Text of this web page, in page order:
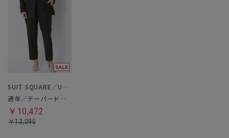
SUIT SQUARE／UNIVERSAL LANGUAGE／WHITE
通年／テーパードパンツ
￥10,472
￥13,090